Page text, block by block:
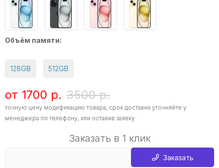
Объём памяти:
128GB 512GB
от 1700 р. 3500 р.
точную цену модификацию товара, срок доставки уточняйте у
менеджера по телефону, или оставив заявку
Заказать в 1 клик
Заказать